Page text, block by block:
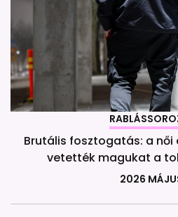
Brutális fosztogatás: a
vetették magukat a
2026